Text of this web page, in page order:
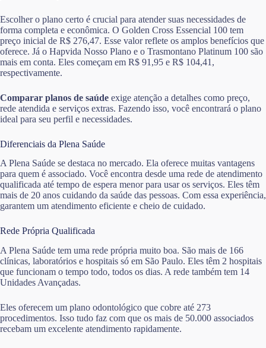
Escolher o plano certo é crucial para atender suas necessidades de
forma completa e econômica. O Golden Cross Essencial 100 tem
preço inicial de R$ 276,47. Esse valor reflete os amplos benefícios que
oferece. Já o Hapvida Nosso Plano e o Trasmontano Platinum 100 são
mais em conta. Eles começam em R$ 91,95 e R$ 104,41,
respectivamente.
Comparar planos de saúde exige atenção a detalhes como preço,
rede atendida e serviços extras. Fazendo isso, você encontrará o plano
ideal para seu perfil e necessidades.
Diferenciais da Plena Saúde
A Plena Saúde se destaca no mercado. Ela oferece muitas vantagens
para quem é associado. Você encontra desde uma rede de atendimento
qualificada até tempo de espera menor para usar os serviços. Eles têm
mais de 20 anos cuidando da saúde das pessoas. Com essa experiência,
garantem um atendimento eficiente e cheio de cuidado.
Rede Própria Qualificada
A Plena Saúde tem uma rede própria muito boa. São mais de 166
clínicas, laboratórios e hospitais só em São Paulo. Eles têm 2 hospitais
que funcionam o tempo todo, todos os dias. A rede também tem 14
Unidades Avançadas.
Eles oferecem um plano odontológico que cobre até 273
procedimentos. Isso tudo faz com que os mais de 50.000 associados
recebam um excelente atendimento rapidamente.